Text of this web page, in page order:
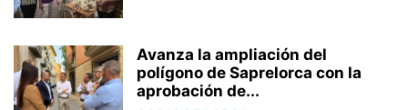
Avanza la ampliación del
polígono de Saprelorca con la
aprobación de...